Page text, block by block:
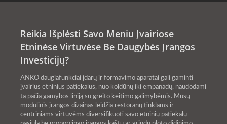
Reikia Išplėsti Savo Meniu Įvairiose
Etninėse Virtuvėse Be Daugybės Įrangos
Investicijų?
ANKO daugiafunkciai įdarų ir formavimo aparatai gali gaminti
įvairius etninius patiekalus, nuo koldūnų iki empanadų, naudodami
tą pačią gamybos liniją su greito keitimo galimybėmis. Mūsų
modulinis įrangos dizainas leidžia restoranų tinklams ir
centriniams virtuvėms diversifikuoti savo etninių patiekalų